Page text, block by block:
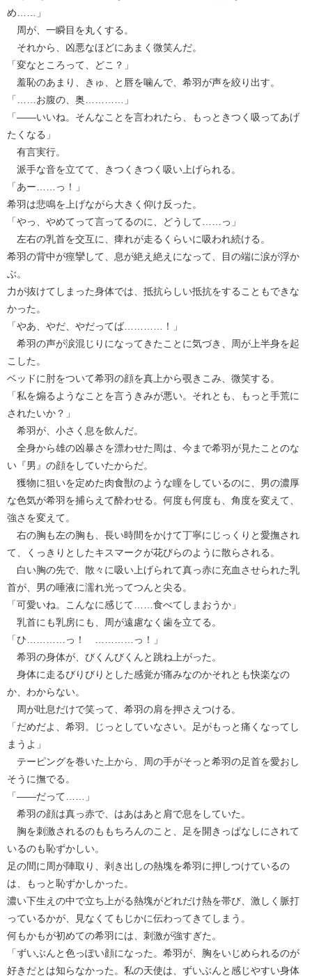
め……」
周が、一瞬目を丸くする。
それから、凶悪なほどにあまく微笑んだ。
「変なところって、どこ？」
羞恥のあまり、きゅ、と唇を噛んで、希羽が声を絞り出す。
「……お腹の、奥…………」
「――いいね。そんなことを言われたら、もっときつく吸ってあげ
たくなる」
有言実行。
派手な音を立てて、きつくきつく吸い上げられる。
「あー……っ！」
希羽は悲鳴を上げながら大きく仰け反った。
「やっ、やめてって言ってるのに、どうして……っ」
左右の乳首を交互に、痺れが走るくらいに吸われ続ける。
希羽の背中が痙攣して、息が絶え絶えになって、目の端に涙が浮か
ぶ。
力が抜けてしまった身体では、抵抗らしい抵抗をすることもできな
かった。
「やあ、やだ、やだってば…………！」
希羽の声が涙混じりになってきたことに気づき、周が上半身を起
こした。
ベッドに肘をついて希羽の顔を真上から覗きこみ、微笑する。
「私を煽るようなことを言うきみが悪い。それとも、もっと手荒に
されたいか？」
希羽が、小さく息を飲んだ。
全身から雄の凶暴さを漂わせた周は、今まで希羽が見たことのな
い『男』の顔をしていたからだ。
獲物に狙いを定めた肉食獣のような瞳をしているのに、男の濃厚
な色気が希羽を捕らえて酔わせる。何度も何度も、角度を変えて、
強さを変えて。
右の胸も左の胸も、長い時間をかけて丁寧にじっくりと愛撫され
て、くっきりとしたキスマークが花びらのように散らされる。
白い胸の先で、散々に吸い上げられて真っ赤に充血させられた乳
首が、男の唾液に濡れ光ってつんと尖る。
「可愛いね。こんなに感じて……食べてしまおうか」
乳首にも乳房にも、周が遠慮なく歯を立てる。
「ひ…………っ！ …………っ！」
希羽の身体が、びくんびくんと跳ね上がった。
身体に走るびりびりとした感覚が痛みなのかそれとも快楽なの
か、わからない。
周が吐息だけで笑って、希羽の肩を押さえつける。
「だめだよ、希羽。じっとしていなさい。足がもっと痛くなってし
まうよ」
テーピングを巻いた上から、周の手がそっと希羽の足首を愛おし
そうに撫でる。
「――だって……」
希羽の顔は真っ赤で、はあはあと肩で息をしていた。
胸を刺激されるのももちろんのこと、足を開きっぱなしにされて
いるのも恥ずかしい。
足の間に周が陣取り、剥き出しの熱塊を希羽に押しつけているの
は、もっと恥ずかしかった。
濃い下生えの中で立ち上がる熱塊がどれだけ熱を帯び、激しく脈打
っているかが、見なくてもじかに伝わってきてしまう。
何もかもが初めての希羽には、刺激が強すぎた。
「ずいぶんと色っぽい顔になった。希羽が、胸をいじめられるのが
好きだとは知らなかった。私の天使は、ずいぶんと感じやすい身体